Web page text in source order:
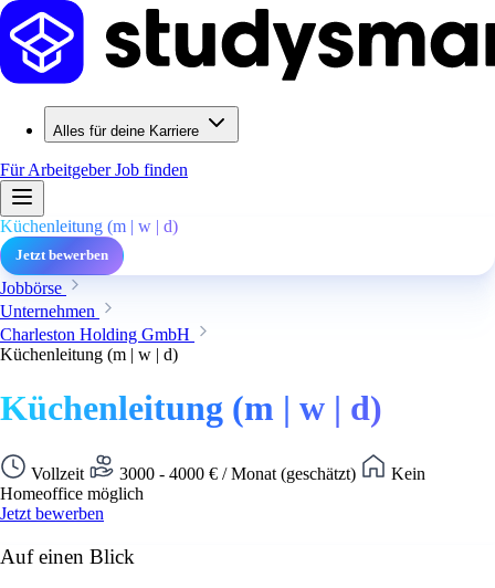
Alles für deine Karriere
Für ArbeitgeberJob finden
Küchenleitung (m | w | d)
Jetzt bewerben
Jobbörse
Unternehmen
Charleston Holding GmbH
Küchenleitung (m | w | d)
Küchenleitung (m | w | d)
Vollzeit 3000 - 4000 € / Monat (geschätzt)
Kein
Homeoffice möglich
Jetzt bewerben
Auf einen Blick